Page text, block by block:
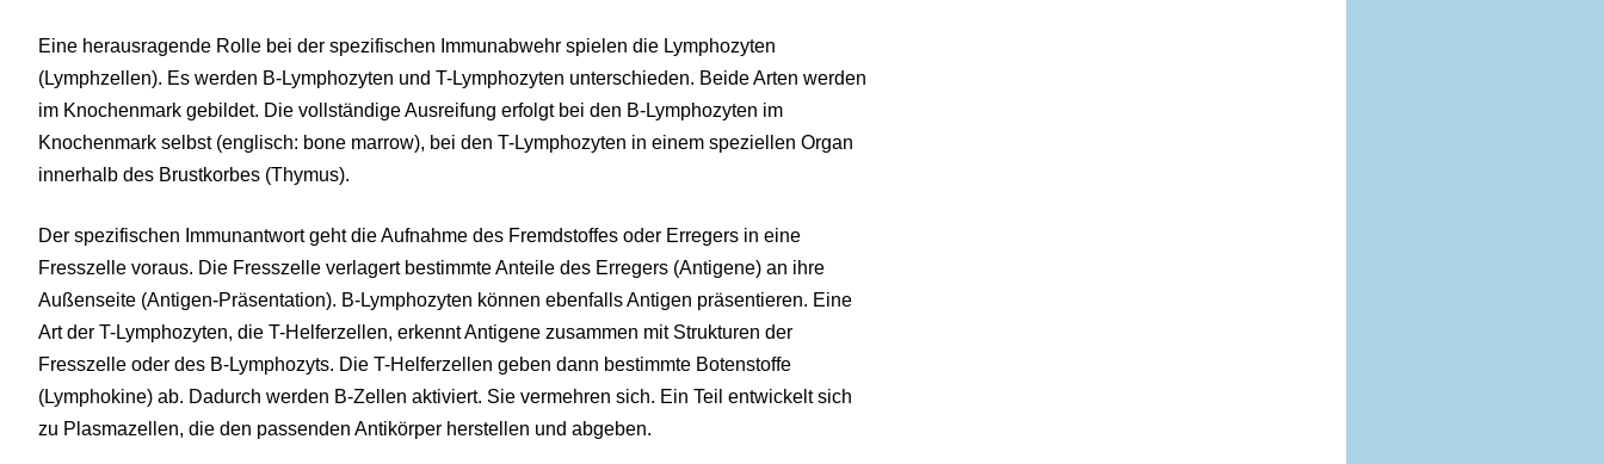
Eine herausragende Rolle bei der spezifischen Immunabwehr spielen die Lymphozyten
(Lymphzellen). Es werden B-Lymphozyten und T-Lymphozyten unterschieden. Beide Arten werden
im Knochenmark gebildet. Die vollständige Ausreifung erfolgt bei den B-Lymphozyten im
Knochenmark selbst (englisch: bone marrow), bei den T-Lymphozyten in einem speziellen Organ
innerhalb des Brustkorbes (Thymus).
Der spezifischen Immunantwort geht die Aufnahme des Fremdstoffes oder Erregers in eine
Fresszelle voraus. Die Fresszelle verlagert bestimmte Anteile des Erregers (Antigene) an ihre
Außenseite (Antigen-Präsentation). B-Lymphozyten können ebenfalls Antigen präsentieren. Eine
Art der T-Lymphozyten, die T-Helferzellen, erkennt Antigene zusammen mit Strukturen der
Fresszelle oder des B-Lymphozyts. Die T-Helferzellen geben dann bestimmte Botenstoffe
(Lymphokine) ab. Dadurch werden B-Zellen aktiviert. Sie vermehren sich. Ein Teil entwickelt sich
zu Plasmazellen, die den passenden Antikörper herstellen und abgeben.